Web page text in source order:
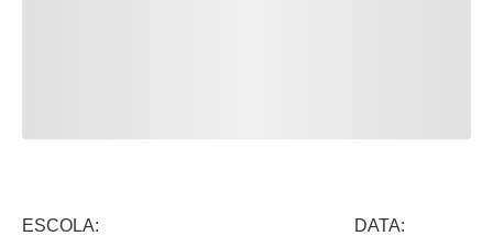
ESCOLA: DATA: